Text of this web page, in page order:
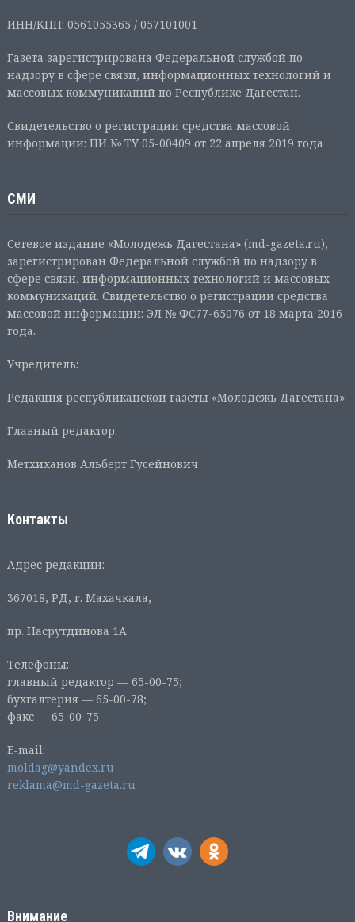
ИНН/КПП: 0561055365 / 057101001
Газета зарегистрирована Федеральной службой по
надзору в сфере связи, информационных технологий и
массовых коммуникаций по Республике Дагестан.
Свидетельство о регистрации средства массовой
информации: ПИ № ТУ 05-00409 от 22 апреля 2019 года
СМИ
Сетевое издание «Молодежь Дагестана» (md-gazeta.ru),
зарегистрирован Федеральной службой по надзору в
сфере связи, информационных технологий и массовых
коммуникаций. Свидетельство о регистрации средства
массовой информации: ЭЛ № ФС77-65076 от 18 марта 2016
года.
Учредитель:
Редакция республиканской газеты «Молодежь Дагестана»
Главный редактор:
Метхиханов Альберт Гусейнович
Контакты
Адрес редакции:
367018, РД, г. Махачкала,
пр. Насрутдинова 1А
Телефоны:
главный редактор — 65-00-75;
бухгалтерия — 65-00-78;
факс — 65-00-75
E-mail:
moldag@yandex.ru
reklama@md-gazeta.ru
Внимание